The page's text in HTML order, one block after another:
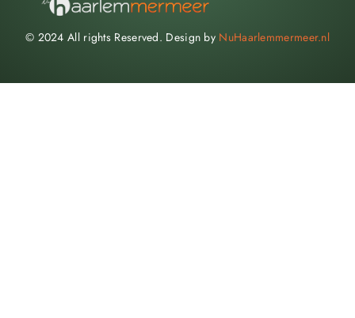
© 2024 All rights Reserved. Design by NuHaarlemmermeer.nl